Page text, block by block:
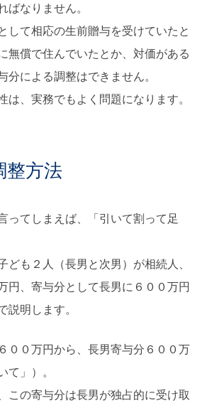
ばなりません。
して相応の生前贈与を受けていたと
無償で住んでいたとか、対価がある
分による調整はできません。
は、実務でもよく問題になります。
整方法
ってしまえば、「引いて割って足
ども２人（長男と次男）が相続人、
円、寄与分として長男に６００万円
説明します。
００万円から、長男寄与分６００万
て」）。
この寄与分は長男が独占的に受け取